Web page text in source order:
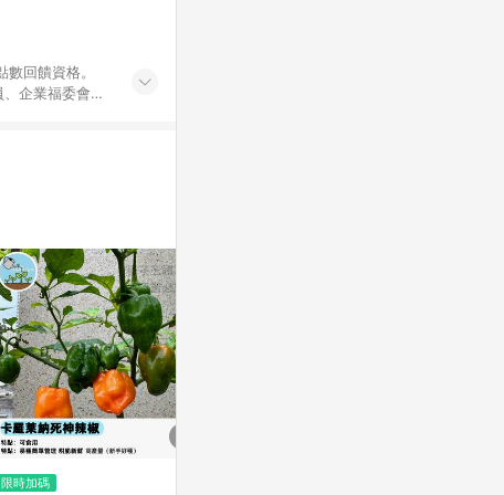
回饋資格。
企業福委會員
。 5. 點數回
一訂單中同一
售網頁標示為
申訴，恕無法
用條件請依點數
限時加碼